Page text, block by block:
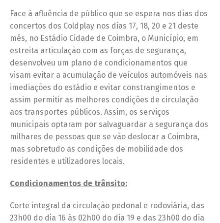
Face à afluência de público que se espera nos dias dos
concertos dos Coldplay nos dias 17, 18, 20 e 21 deste
mês, no Estádio Cidade de Coimbra, o Município, em
estreita articulação com as forças de segurança,
desenvolveu um plano de condicionamentos que
visam evitar a acumulação de veículos automóveis nas
imediações do estádio e evitar constrangimentos e
assim permitir as melhores condições de circulação
aos transportes públicos. Assim, os serviços
municipais optaram por salvaguardar a segurança dos
milhares de pessoas que se vão deslocar a Coimbra,
mas sobretudo as condições de mobilidade dos
residentes e utilizadores locais.
Condicionamentos de trânsito:
Corte integral da circulação pedonal e rodoviária, das
23h00 do dia 16 às 02h00 do dia 19 e das 23h00 do dia